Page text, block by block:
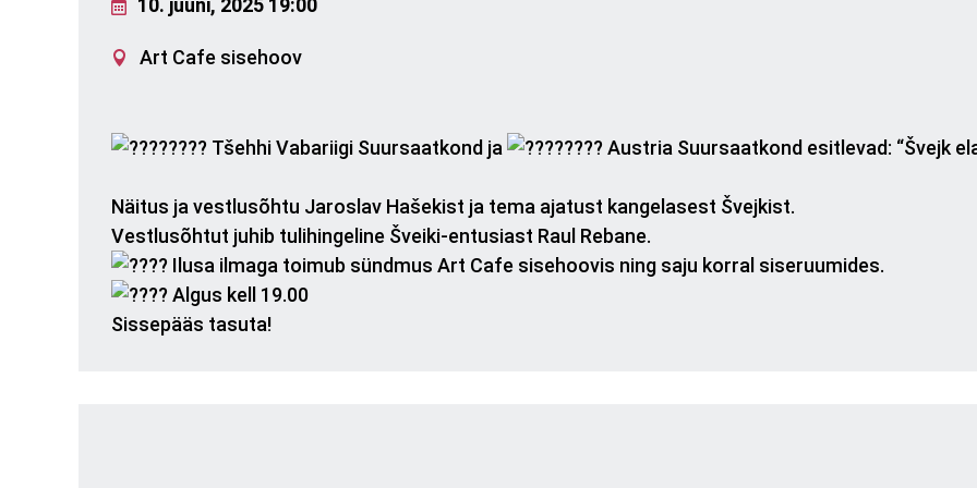
10. juuni, 2025 19:00
Art Cafe sisehoov
Tšehhi Vabariigi Suursaatkond ja Austria Suursaatkond esitlevad: “Švejk
Näitus ja vestlusõhtu Jaroslav Hašekist ja tema ajatust kangelasest Švejkist.
Vestlusõhtut juhib tulihingeline Šveiki-entusiast Raul Rebane.
Ilusa ilmaga toimub sündmus Art Cafe sisehoovis ning saju korral siseruumides.
Algus kell 19.00
Sissepääs tasuta!